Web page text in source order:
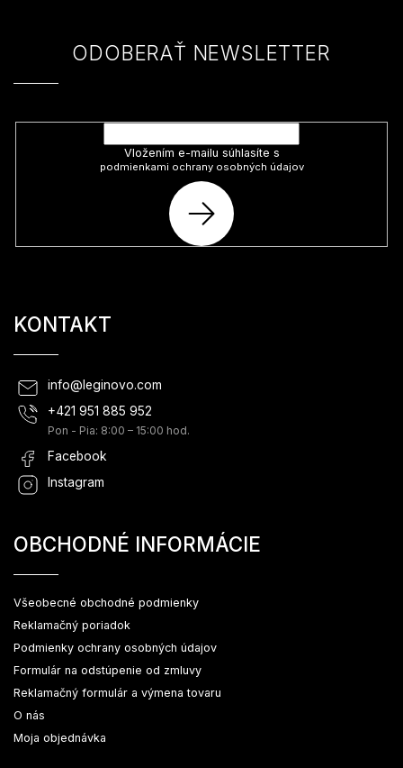
ODOBERAŤ NEWSLETTER
Vložením e-mailu súhlasíte s
podmienkami ochrany osobných údajov
PRIHLÁSIŤ
SA
KONTAKT
info@ leginovo.com
+421 951 885 952
Pon - Pia: 8:00 – 15:00 hod.
Facebook
Instagram
OBCHODNÉ INFORMÁCIE
Všeobecné obchodné podmienky
Reklamačný poriadok
Podmienky ochrany osobných údajov
Formulár na odstúpenie od zmluvy
Reklamačný formulár a výmena tovaru
O nás
Moja objednávka